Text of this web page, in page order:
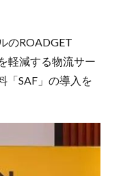
のROADGET
軽減する物流サー
「SAF」の導入を